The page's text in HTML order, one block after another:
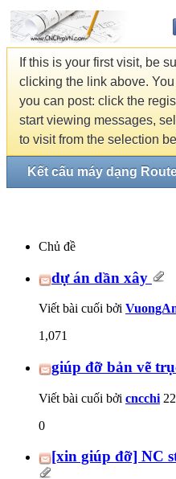
If this is your first visit, be
clicking the link above.
you can post: click the
start viewing messages,
to visit from the selection
Kết cấu máy dạng
Chủ đề
dự án dần xây
Viết bài cuối bởi
1,071
giúp đỡ bản vẽ
Viết bài cuối bởi cncchi
0
[xin giúp đỡ] NC